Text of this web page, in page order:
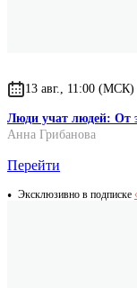
13 авг., 11:00 (МСК)
Люди учат людей: От
Анна Грибанова
Перейти
Эксклюзивно в подписке